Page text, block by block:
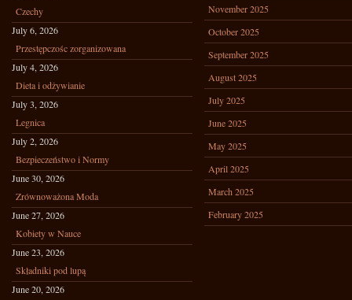
Czechy
July 6, 2026
Przestępczośc zorganizowana
July 4, 2026
Dieta i odżywianie
July 3, 2026
Legnica
July 2, 2026
Bezpieczeństwo i Normy
June 30, 2026
Zrównoważona Moda
June 27, 2026
Kobiety w Nauce
June 23, 2026
Składniki pod lupą
June 20, 2026
November 2025
October 2025
September 2025
August 2025
July 2025
June 2025
May 2025
April 2025
March 2025
February 2025